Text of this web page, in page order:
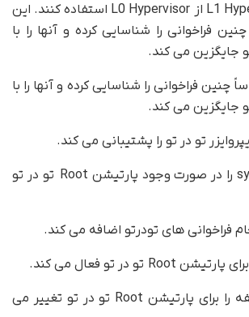
باید به جای L1 Hypervisor از L0 Hypervisor استفاده کنند. این
فراخوانی را شناسایی کرده و آنها را با
جایگزین می کند.
چنین فراخوانی را شناسایی کرده و آنها را با
جایگزین می کند.
hv: رجیسترهای synic را در صورت وجود پارتیشن Root تو در تو
hv, mshv : بردار وقفه را برای پارتیشن Root تو در تو تغییر می